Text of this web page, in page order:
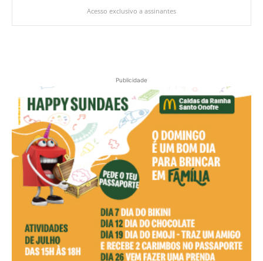
Acesso exclusivo a assinantes
Publicidade